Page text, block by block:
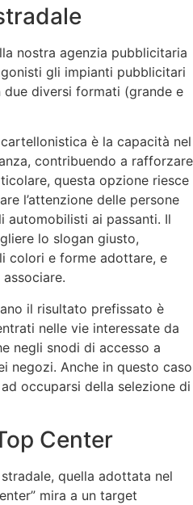
nostra agenzia pubblicitaria
gli impianti pubblicitari
diversi formati (grande e
è la capacità nel
contribuendo a rafforzare
questa opzione riesce
l’attenzione delle persone
automobilisti ai passanti. Il
lo slogan giusto,
colori e forme adottare, e
il risultato prefissato è
nelle vie interessate da
negli snodi di accesso a
negozi. Anche in questo caso
occuparsi della selezione di
Center
quella adottata nel
mira a un target